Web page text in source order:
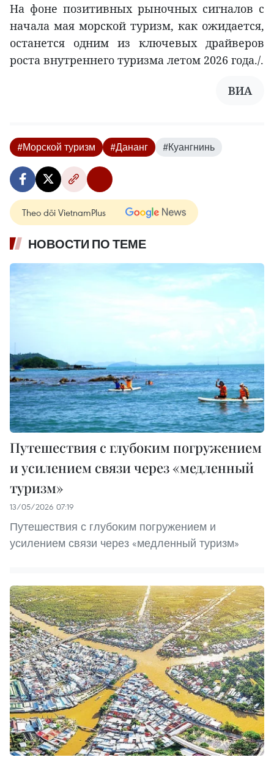
На фоне позитивных рыночных сигналов с
начала мая морской туризм, как ожидается,
останется одним из ключевых драйверов
роста внутреннего туризма летом 2026 года./.
ВИА
#Морской туризм #Дананг #Куангнинь
Theo dõi VietnamPlus
НОВОСТИ ПО ТЕМЕ
Путешествия с глубоким погружением
и усилением связи через «медленный
туризм»
13/05/2026 07:19
Путешествия с глубоким погружением и
усилением связи через «медленный туризм»